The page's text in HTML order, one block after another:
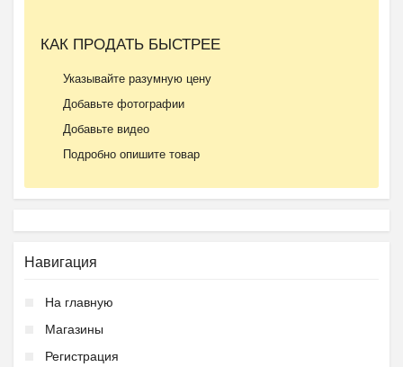
КАК ПРОДАТЬ БЫСТРЕЕ
Указывайте разумную цену
Добавьте фотографии
Добавьте видео
Подробно опишите товар
Навигация
На главную
Магазины
Регистрация